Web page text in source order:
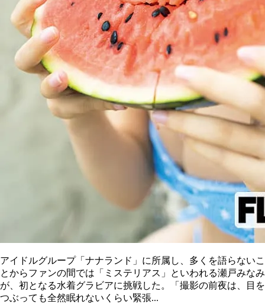
アイドルグループ「ナナランド」に所属し、多くを語らないこ
とからファンの間では「ミステリアス」といわれる瀬戸みなみ
が、初となる水着グラビアに挑戦した。「撮影の前夜は、目を
つぶっても全然眠れないくらい緊張...